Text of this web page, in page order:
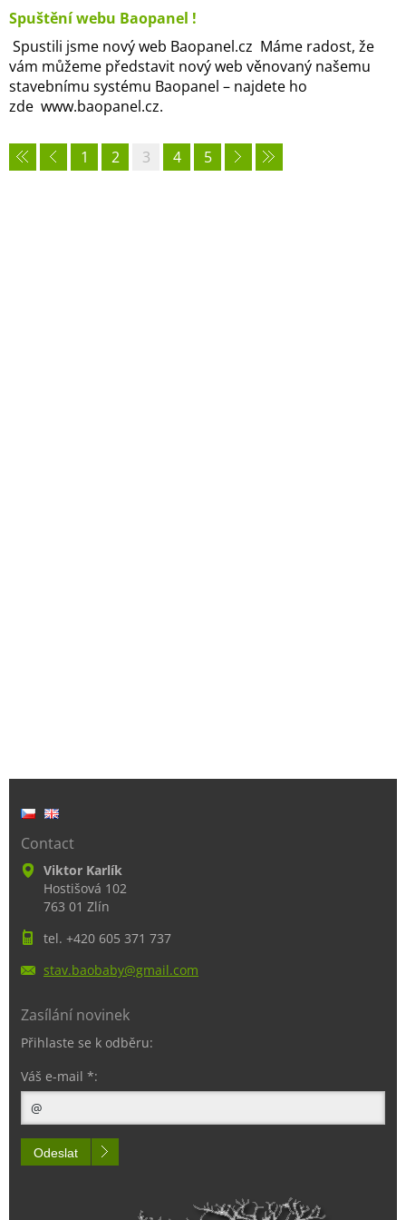
Spuštění webu Baopanel !
Spustili jsme nový web Baopanel.cz Máme radost, že
vám můžeme představit nový web věnovaný našemu
stavebnímu systému Baopanel – najdete ho
zde www.baopanel.cz.
1 2 3 4 5
Contact
Viktor Karlík
Hostišová 102
763 01 Zlín
tel. +420 605 371 737
stav.baobaby@gmail.com
Zasílání novinek
Přihlaste se k odběru:
Váš e-mail *:
Odeslat